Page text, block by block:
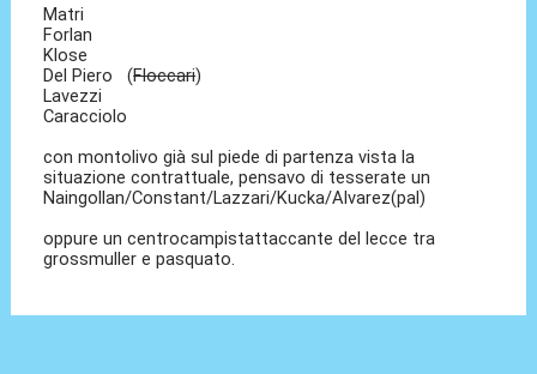
Matri
Forlan
Klose
Del Piero (Floccari)
Lavezzi
Caracciolo
con montolivo già sul piede di partenza vista la
situazione contrattuale, pensavo di tesserate un
Naingollan/Constant/Lazzari/Kucka/Alvarez(pal)
oppure un centrocampistattaccante del lecce tra
grossmuller e pasquato.